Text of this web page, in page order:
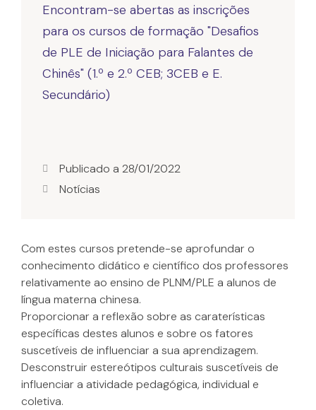
Encontram-se abertas as inscrições
para os cursos de formação "Desafios
de PLE de Iniciação para Falantes de
Chinês" (1.º e 2.º CEB; 3CEB e E.
Secundário)
Publicado a 28/01/2022
Notícias
Com estes cursos pretende-se aprofundar o
conhecimento didático e científico dos professores
relativamente ao ensino de PLNM/PLE a alunos de
língua materna chinesa.
Proporcionar a reflexão sobre as caraterísticas
específicas destes alunos e sobre os fatores
suscetíveis de influenciar a sua aprendizagem.
Desconstruir estereótipos culturais suscetíveis de
influenciar a atividade pedagógica, individual e
coletiva.